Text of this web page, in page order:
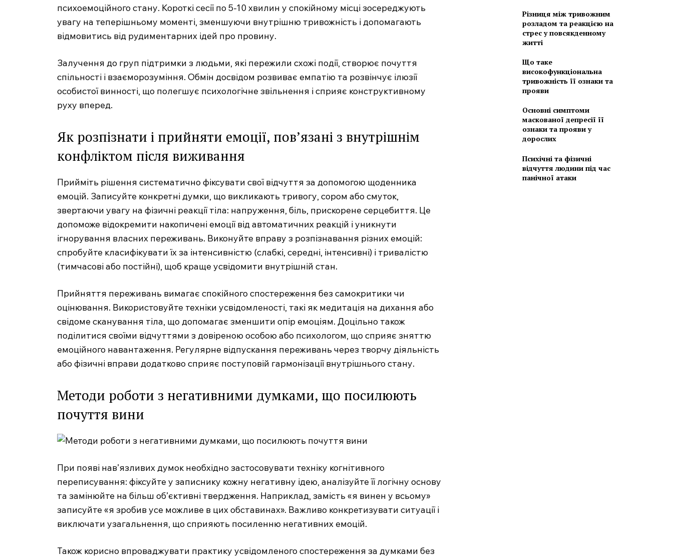
MedTerms.com.ua
професійний медичний
портал
Company
Контакти
Підписка
Мій акаунт
Медичні книги
психоемоційного стану. Короткі сесії по 5-10 хвилин у спокійному місці зосереджують
увагу на теперішньому моменті, зменшуючи внутрішню тривожність і допомагають
відмовитись від рудиментарних ідей про провину.
Залучення до груп підтримки з людьми, які пережили схожі події, створює почуття
спільності і взаєморозуміння. Обмін досвідом розвиває емпатію та розвінчує ілюзії
особистої винності, що полегшує психологічне звільнення і сприяє конструктивному
руху вперед.
Як розпізнати і прийняти емоції, пов’язані з внутрішнім
конфліктом після виживання
Прийміть рішення систематично фіксувати свої відчуття за допомогою щоденника
емоцій. Записуйте конкретні думки, що викликають тривогу, сором або смуток,
звертаючи увагу на фізичні реакції тіла: напруження, біль, прискорене серцебиття. Це
допоможе відокремити накопичені емоції від автоматичних реакцій і уникнути
ігнорування власних переживань. Виконуйте вправу з розпізнавання різних емоцій:
спробуйте класифікувати їх за інтенсивністю (слабкі, середні, інтенсивні) і тривалістю
(тимчасові або постійні), щоб краще усвідомити внутрішній стан.
Прийняття переживань вимагає спокійного спостереження без самокритики чи
оцінювання. Використовуйте техніки усвідомленості, такі як медитація на дихання або
свідоме сканування тіла, що допомагає зменшити опір емоціям. Доцільно також
поділитися своїми відчуттями з довіреною особою або психологом, що сприяє зняттю
емоційного навантаження. Регулярне відпускання переживань через творчу діяльність
або фізичні вправи додатково сприяє поступовій гармонізації внутрішнього стану.
Методи роботи з негативними думками, що посилюють
почуття вини
При появі нав’язливих думок необхідно застосовувати техніку когнітивного
переписування: фіксуйте у записнику кожну негативну ідею, аналізуйте її логічну основу
та замінюйте на більш об’єктивні твердження. Наприклад, замість «я винен у всьому»
записуйте «я зробив усе можливе в цих обставинах». Важливо конкретизувати ситуації і
виключати узагальнення, що сприяють посиленню негативних емоцій.
Також корисно впроваджувати практику усвідомленого спостереження за думками без
Різниця між тривожним
розладом та реакцією на
стрес у повсякденному
житті
Що таке
високофункціональна
тривожність її ознаки та
прояви
Основні симптоми
маскованої депресії її
ознаки та прояви у
дорослих
Психічні та фізичні
відчуття людини під час
панічної атаки